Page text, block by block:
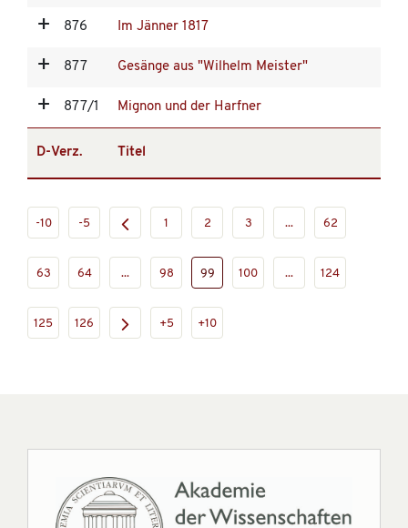
876 Im Jänner 1817
877 Gesänge aus "Wilhelm Meister"
877/1 Mignon und der Harfner
D-Verz. Titel
-10 -5 1 2 3 ... 62
63 64 ... 98 99 100 ... 124
125 126 +5 +10